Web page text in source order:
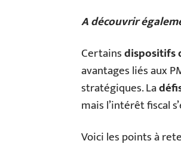
A découvrir
Certainsdispositifs
avantages liés aux
stratégiques. La
mais l’intérêt fiscal
Voici les points à